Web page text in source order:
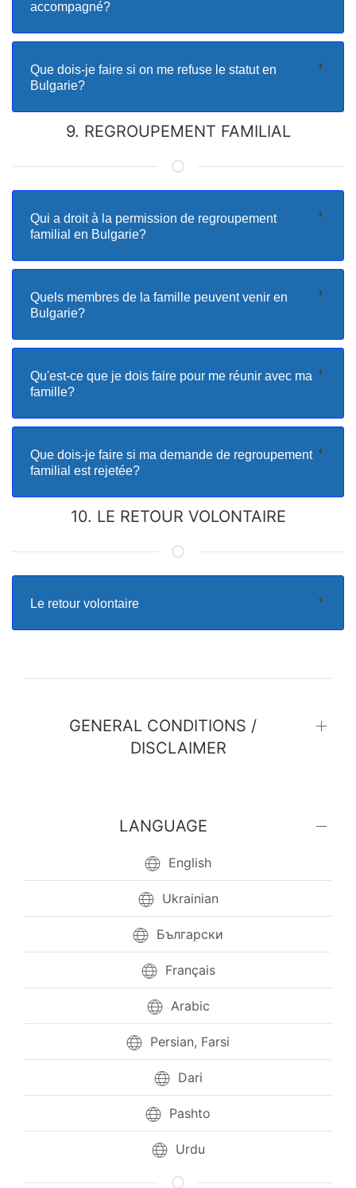
accompagné?
Que dois-je faire si on me refuse le statut en
Bulgarie?
9. REGROUPEMENT FAMILIAL
Qui a droit à la permission de regroupement
familial en Bulgarie?
Quels membres de la famille peuvent venir en
Bulgarie?
Qu'est-ce que je dois faire pour me réunir avec ma
famille?
Que dois-je faire si ma demande de regroupement
familial est rejetée?
10. LE RETOUR VOLONTAIRE
Le retour volontaire
GENERAL CONDITIONS /
DISCLAIMER
LANGUAGE
English
Ukrainian
Български
Français
Arabic
Persian, Farsi
Dari
Pashto
Urdu